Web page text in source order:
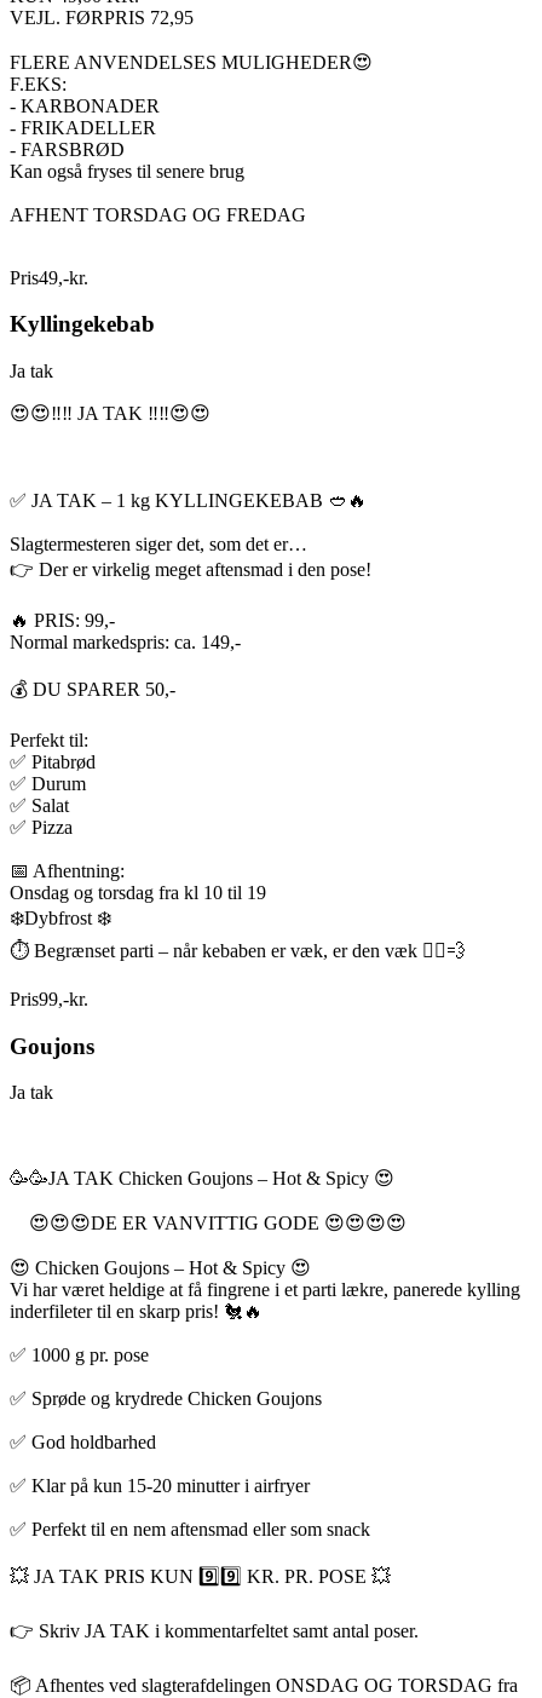
VEJL. FØRPRIS 72,95
FLERE ANVENDELSES MULIGHEDER😍
F.EKS:
- KARBONADER
- FRIKADELLER
- FARSBRØD
Kan også fryses til senere brug
AFHENT TORSDAG OG FREDAG
Pris49,-kr.
Kyllingekebab
Ja tak
😍😍‼️‼️ JA TAK ‼️‼️😍😍
✅ JA TAK – 1 kg KYLLINGEKEBAB 🥙🔥
Slagtermesteren siger det, som det er…
👉 Der er virkelig meget aftensmad i den pose!
🔥 PRIS: 99,-
Normal markedspris: ca. 149,-
💰 DU SPARER 50,-
Perfekt til:
✅ Pitabrød
✅ Durum
✅ Salat
✅ Pizza
📅 Afhentning:
Onsdag og torsdag fra kl 10 til 19
❄️Dybfrost ❄️
⏱️ Begrænset parti – når kebaben er væk, er den væk 🏃‍♂️💨
Pris99,-kr.
Goujons
Ja tak
🥳🥳JA TAK Chicken Goujons – Hot & Spicy 😍
😍😍😍DE ER VANVITTIG GODE 😍😍😍😍
😍 Chicken Goujons – Hot & Spicy 😍
Vi har været heldige at få fingrene i et parti lækre, panerede kylling
inderfileter til en skarp pris! 🐔🔥
✅ 1000 g pr. pose
✅ Sprøde og krydrede Chicken Goujons
✅ God holdbarhed
✅ Klar på kun 15-20 minutter i airfryer
✅ Perfekt til en nem aftensmad eller som snack
💥 JA TAK PRIS KUN 9️⃣9️⃣ KR. PR. POSE 💥
👉 Skriv JA TAK i kommentarfeltet samt antal poser.
📦 Afhentes ved slagterafdelingen ONSDAG OG TORSDAG fra